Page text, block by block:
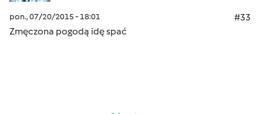
pon., 07/20/2015 - 18:01
#33
Zmęczona pogodą idę spać